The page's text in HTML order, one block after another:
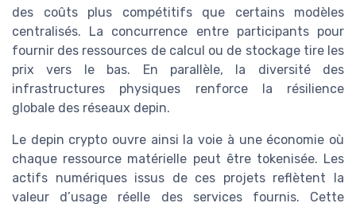
des coûts plus compétitifs que certains modèles
centralisés. La concurrence entre participants pour
fournir des ressources de calcul ou de stockage tire les
prix vers le bas. En parallèle, la diversité des
infrastructures physiques renforce la résilience
globale des réseaux depin.
Le depin crypto ouvre ainsi la voie à une économie où
chaque ressource matérielle peut être tokenisée. Les
actifs numériques issus de ces projets reflètent la
valeur d’usage réelle des services fournis. Cette